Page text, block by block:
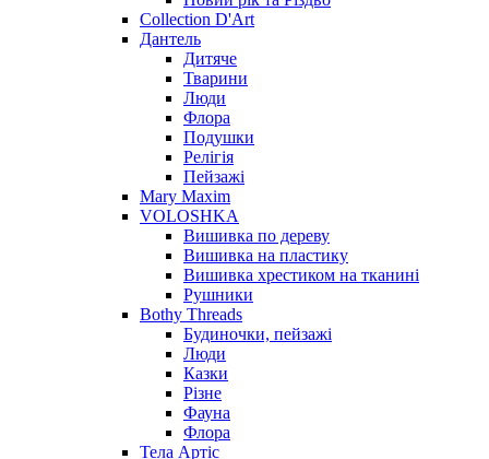
Collection D'Art
Дантель
Дитяче
Тварини
Люди
Флора
Подушки
Релігія
Пейзажі
Mary Maxim
VOLOSHKA
Вишивка по дереву
Вишивка на пластику
Вишивка хрестиком на тканині
Рушники
Bothy Threads
Будиночки, пейзажі
Люди
Казки
Різне
Фауна
Флора
Тела Артіс